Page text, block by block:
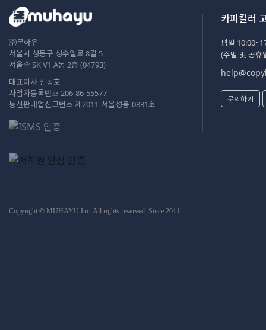
㈜무하유
서울시 성동구 성수일로 8길 5
서울숲 SK V1 A동 2층 (04793)
대표이사 신동호
사업자등록번호 206-86-55577
통신판매업신고번호 제2011-서울성동-0831호
카피킬러
평일
(주말 및 공휴
문의하기
Copyright © MUHAYU Inc. All rights reserved. Since 2011